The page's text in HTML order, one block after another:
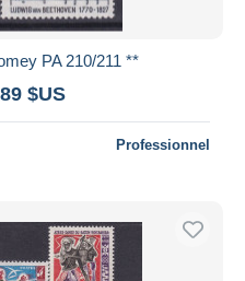
PA 210/211 **
$US
Professionnel